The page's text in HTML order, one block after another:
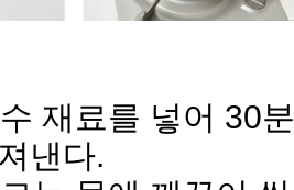
재료를 넣어 30
낸다.